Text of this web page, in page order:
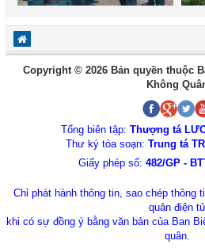
Copyright © 2026 Bản quyền thuộc
Không
Tổng biên tập: Thượng tá
Thư ký tòa soạn: Trung tá
Giấy phép số: 482/GP -
Chỉ phát hành thông tin, sao chép thông
quân điện
khi có sự đồng ý bằng văn bản của Ban
quân.